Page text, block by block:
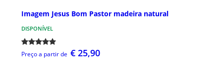
Imagem Jesus Bom Pastor madeira natural
DISPONÍVEL
Preço a partir de € 25,90